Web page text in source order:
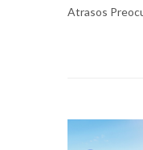
Atrasos